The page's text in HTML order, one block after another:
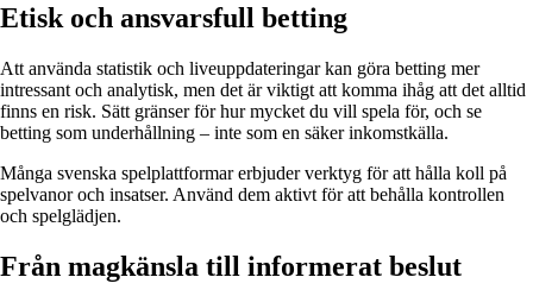
Etisk och ansvarsfull betting
Att använda statistik och liveuppdateringar kan göra betting mer
intressant och analytisk, men det är viktigt att komma ihåg att det alltid
finns en risk. Sätt gränser för hur mycket du vill spela för, och se
betting som underhållning – inte som en säker inkomstkälla.
Många svenska spelplattformar erbjuder verktyg för att hålla koll på
spelvanor och insatser. Använd dem aktivt för att behålla kontrollen
och spelglädjen.
Från magkänsla till informerat beslut